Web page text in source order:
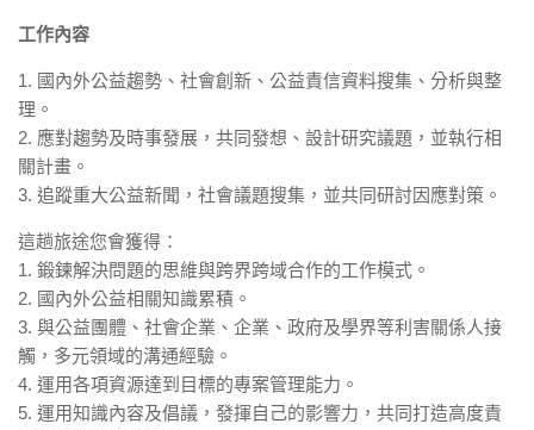
工作內容
1. 國內外公益趨勢、社會創新、公益責信資料搜集、分析與整
理。
2. 應對趨勢及時事發展，共同發想、設計研究議題，並執行相
關計畫。
3. 追蹤重大公益新聞，社會議題搜集，並共同研討因應對策。
這趟旅途您會獲得：
1. 鍛鍊解決問題的思維與跨界跨域合作的工作模式。
2. 國內外公益相關知識累積。
3. 與公益團體、社會企業、企業、政府及學界等利害關係人接
觸，多元領域的溝通經驗。
4. 運用各項資源達到目標的專案管理能力。
5. 運用知識內容及倡議，發揮自己的影響力，共同打造高度責